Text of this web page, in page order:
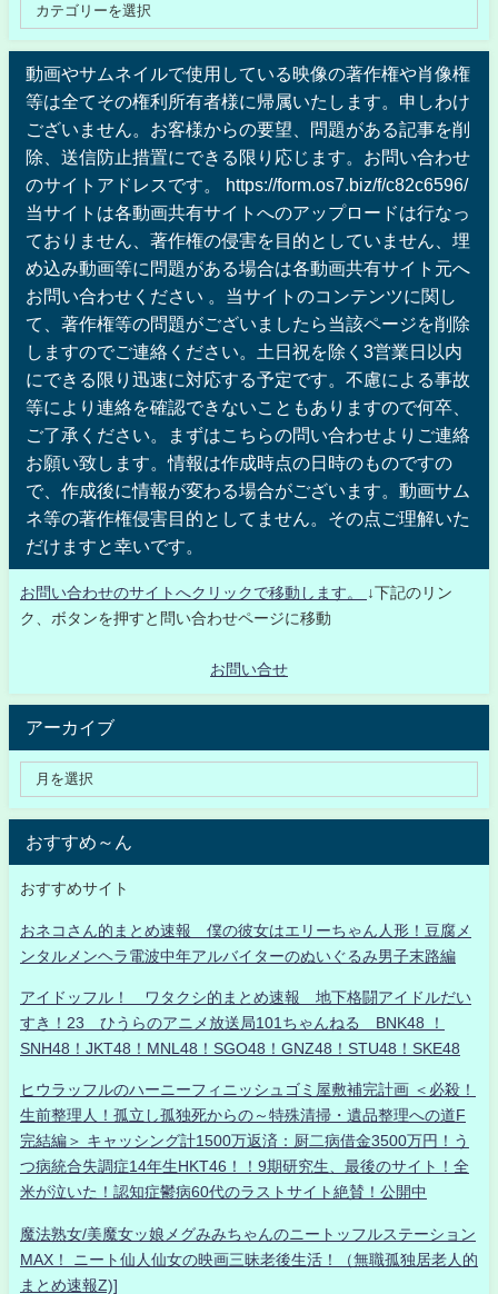
動画やサムネイルで使用している映像の著作権や肖像権
等は全てその権利所有者様に帰属いたします。申しわけ
ございません。お客様からの要望、問題がある記事を削
除、送信防止措置にできる限り応じます。お問い合わせ
のサイトアドレスです。 https://form.os7.biz/f/c82c6596/
当サイトは各動画共有サイトへのアップロードは行なっ
ておりません、著作権の侵害を目的としていません、埋
め込み動画等に問題がある場合は各動画共有サイト元へ
お問い合わせください 。当サイトのコンテンツに関し
て、著作権等の問題がございましたら当該ページを削除
しますのでご連絡ください。土日祝を除く3営業日以内
にできる限り迅速に対応する予定です。不慮による事故
等により連絡を確認できないこともありますので何卒、
ご了承ください。まずはこちらの問い合わせよりご連絡
お願い致します。情報は作成時点の日時のものですの
で、作成後に情報が変わる場合がございます。動画サム
ネ等の著作権侵害目的としてません。その点ご理解いた
だけますと幸いです。
お問い合わせのサイトへクリックで移動します。
↓下記のリン
ク、ボタンを押すと問い合わせページに移動
お問い合せ
アーカイブ
おすすめ～ん
おすすめサイト
おネコさん的まとめ速報 僕の彼女はエリーちゃん人形！豆腐メ
ンタルメンヘラ電波中年アルバイターのぬいぐるみ男子末路編
アイドッフル！ ワタクシ的まとめ速報 地下格闘アイドルだい
すき！23 ひうらのアニメ放送局101ちゃんねる BNK48 ！
SNH48！JKT48！MNL48！SGO48！GNZ48！STU48！SKE48
ヒウラッフルのハーニーフィニッシュゴミ屋敷補完計画 ＜必殺！
生前整理人！孤立し孤独死からの～特殊清掃・遺品整理への道F
完結編＞ キャッシング計1500万返済：厨二病借金3500万円！う
つ病統合失調症14年生HKT46！！9期研究生、最後のサイト！全
米が泣いた！認知症鬱病60代のラストサイト絶賛！公開中
魔法熟女/美魔女ッ娘メグみみちゃんのニートッフルステーション
MAX！ ニート仙人仙女の映画三昧老後生活！（無職孤独居老人的
まとめ速報Z)]